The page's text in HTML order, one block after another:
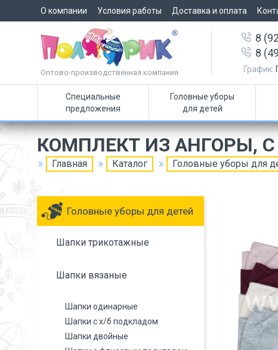
О компании Условия работы Доставка и оплата
Оптово-производственная компания
8
8
График:
Специальные
предложения
Головные уборы
для детей
КОМПЛЕКТ ИЗ АНГОРЫ,
Главная Каталог Головные уборы для
Головные уборы для детей
Шапки трикотажные
Шапки вязаные
Шапки одинарные
Шапки с х/б подкладом
Шапки двойные